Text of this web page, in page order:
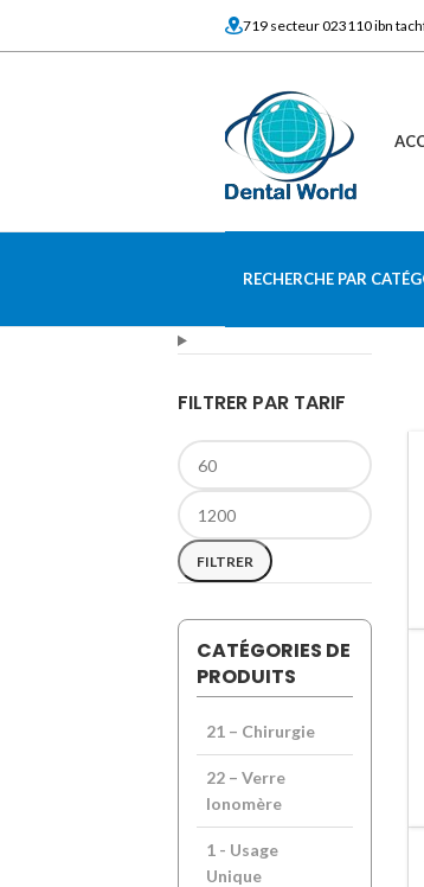
719 secteur 023110 ibn
RECHERCHE PAR
FILTRER PAR TARIF
FILTRER
CATÉGORIES DE
PRODUITS
21 – Chirurgie
22 – Verre
Ionomère
1 - Usage
Unique